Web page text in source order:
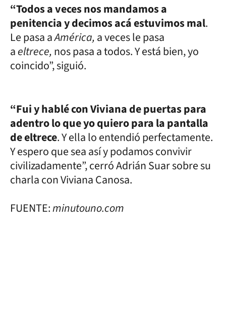
“Todos a veces nos mandamos a
penitencia y decimos acá estuvimos mal.
Le pasa aAmérica,a veces le pasa
aeltrece,nos pasa a todos. Y está bien, yo
coincido”, siguió.
“Fui y hablé con Viviana de puertas para
adentro lo que yo quiero para la pantalla
de eltrece. Y ella lo entendió perfectamente.
Y espero que sea así y podamos convivir
civilizadamente”, cerró Adrián Suar sobre su
charla con Viviana Canosa.
FUENTE:minutouno.com